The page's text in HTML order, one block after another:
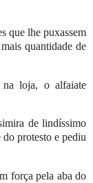
que lhe puxassem
quantidade de
na loja, o alfaiate
de lindíssimo
protesto e pediu
força pela aba do